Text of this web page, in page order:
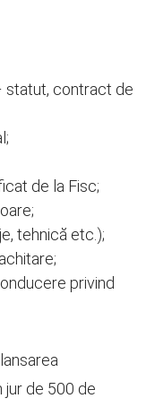
statut, contract de
de la Fisc;
tehnică etc.);
privind
jur de 500 de